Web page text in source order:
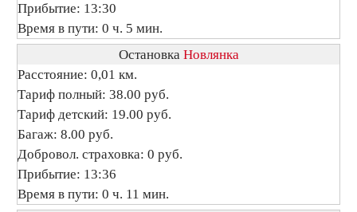
Прибытие: 13:30
Время в пути: 0 ч. 5 мин.
Остановка Новлянка
Расстояние: 0,01 км.
Тариф полный: 38.00 руб.
Тариф детский: 19.00 руб.
Багаж: 8.00 руб.
Добровол. страховка: 0 руб.
Прибытие: 13:36
Время в пути: 0 ч. 11 мин.